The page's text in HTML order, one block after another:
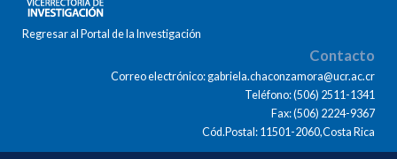
Regresar al Portal de la Investigación
Contacto
Correo electrónico: gabriela.chaconzamora@ucr.ac.cr
Teléfono: (506) 2511-1341
Fax: (506) 2224-9367
Cód.Postal: 11501-2060,Costa Rica